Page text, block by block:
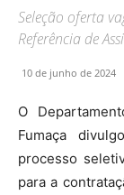
Seleção oferta
Referência de
10 de junho de 2024
O
Fumaça
processo
para a